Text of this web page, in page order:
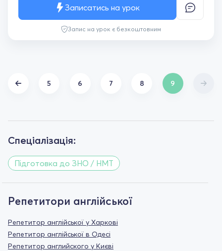
Запис на урок є безкоштовним
Записатись на урок
5 6 7 8 9
Спеціалізація:
Підготовка до ЗНО / НМТ
Репетитори англійської
Репетитор англійської у Харкові
Репетитор англійської в Одесі
Репетитор английского у Києві